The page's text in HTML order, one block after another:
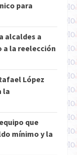
para
alcaldes a
a la reelección
López
la
que
mínimo y la